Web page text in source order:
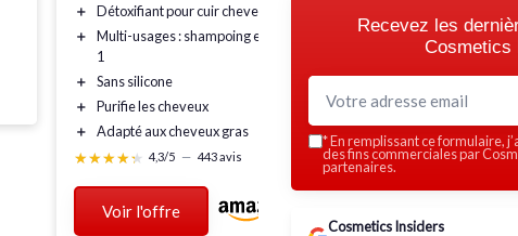
＋ Détoxifiantpour cuir chevelu gras
＋
Multi-usages: shampoing et masque 2-en-
1
＋
Sans silicone
＋
Purifieles cheveux
＋
Adaptéaux cheveux gras
★★★★★
★★★★★ 4,3/5 — 443 avis
Voir l'offre
Recevez les
Cosmetics
*En remplissant ce formulaire,
des fins commerciales par
partenaires.
Cosmetics Insiders